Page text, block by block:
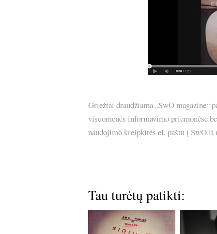
Griežtai draudžiama „SwO magazine“
visuomenės informavimo priemonėse
naudojimo kreipkitės el. paštu į
Tau turėtų patikti: